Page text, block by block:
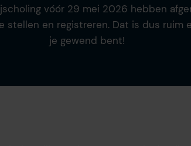
vóór 29 mei 2026 hebben
stellen en registreren. Dat is dus ruim
je gewend bent!